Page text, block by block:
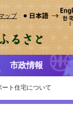
ップ
市政情報
ート住宅について